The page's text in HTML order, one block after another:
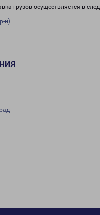
грузов осуществляется в
н)